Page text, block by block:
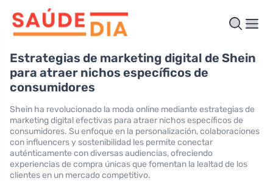
Estrategias de marketing digital de Shein
para atraer nichos específicos de
consumidores
Shein ha revolucionado la moda online mediante estrategias de
marketing digital efectivas para atraer nichos específicos de
consumidores. Su enfoque en la personalización, colaboraciones
con influencers y sostenibilidad les permite conectar
auténticamente con diversas audiencias, ofreciendo
experiencias de compra únicas que fomentan la lealtad de los
clientes en un mercado competitivo.